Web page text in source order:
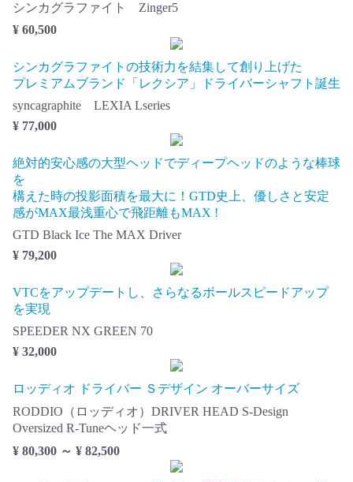
シンカグラファイト Zinger5
¥ 60,500
シンカグラファイトの技術力を結集して創り上げた
プレミアムブランド「レクシア」ドライバーシャフト誕生
syncagraphite LEXIA Lseries
¥ 77,000
絶対的安心感の大型ヘッドでディープヘッドのような棒球
を
構えた時の投影面積を最大に！GTD史上、優しさと安定
感がMAX最浅重心で飛距離もMAX !
GTD Black Ice The MAX Driver
¥ 79,200
VTCをアップデートし、さらなるボールスピードアップ
を実現
SPEEDER NX GREEN 70
¥ 32,000
ロッディオ ドライバー Ｓデザイン オーバーサイズ
RODDIO（ロッディオ）DRIVER HEAD S-Design
Oversized R-Tuneヘッド一式
¥ 80,300 ～ ¥ 82,500